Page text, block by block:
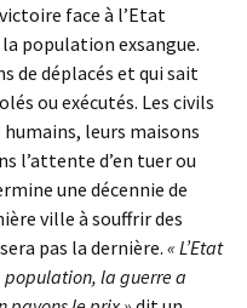
face à l’Etat
population exsangue.
de déplacés et qui sait
ou exécutés. Les civils
leurs maisons
l’attente d’en tuer ou
une décennie de
ville à souffrir des
pas la dernière.« L’Etat
la guerre a